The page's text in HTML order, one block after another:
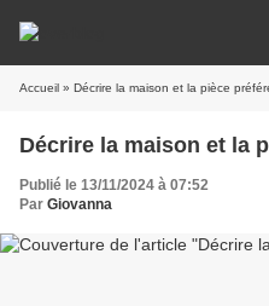
Accueil » Décrire la maison et la pièce
Décrire la maison et la
Publié le 13/11/2024 à 07:52
Par Giovanna